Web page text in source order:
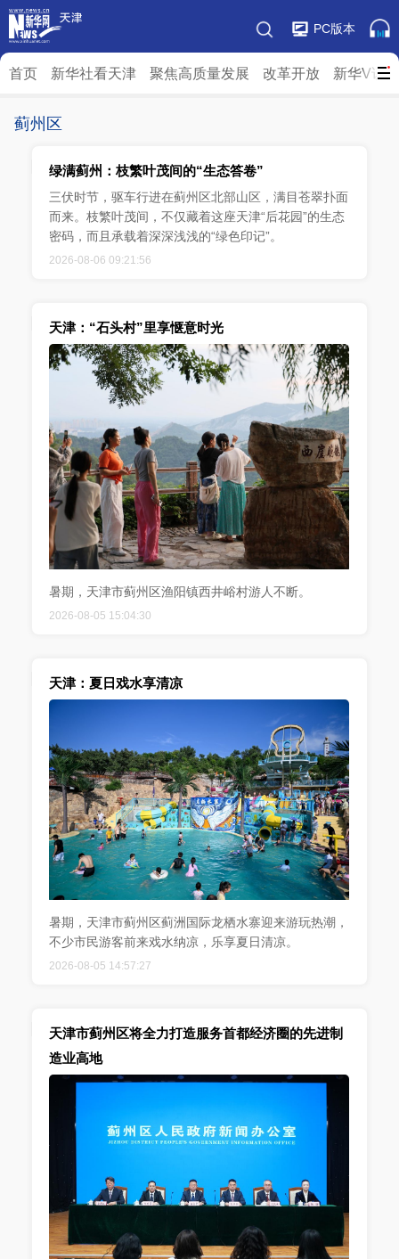
PC版本
首页 新华社看天津 聚焦高质量发展 改革开放 新华V访谈
蓟州区
绿满蓟州：枝繁叶茂间的“生态答卷”
三伏时节，驱车行进在蓟州区北部山区，满目苍翠扑面
而来。枝繁叶茂间，不仅藏着这座天津“后花园”的生态
密码，而且承载着深深浅浅的“绿色印记”。
2026-08-06 09:21:56
天津：“石头村”里享惬意时光
暑期，天津市蓟州区渔阳镇西井峪村游人不断。
2026-08-05 15:04:30
天津：夏日戏水享清凉
暑期，天津市蓟州区蓟洲国际龙栖水寨迎来游玩热潮，
不少市民游客前来戏水纳凉，乐享夏日清凉。
2026-08-05 14:57:27
天津市蓟州区将全力打造服务首都经济圈的先进制
造业高地